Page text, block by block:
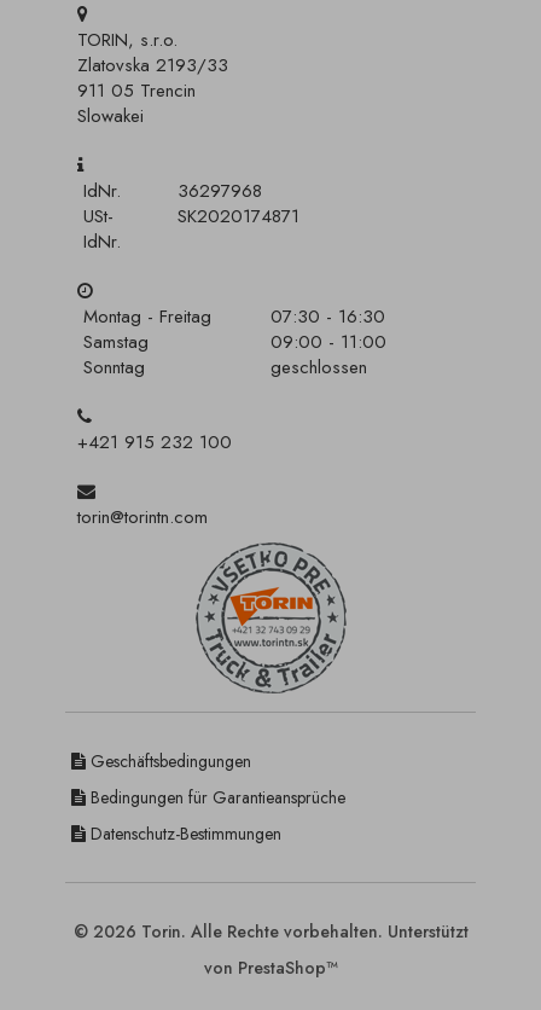
TORIN, s.r.o.
Zlatovska 2193/33
911 05 Trencin
Slowakei
IdNr.
36297968
USt-
IdNr.
SK2020174871
Montag - Freitag
07:30 - 16:30
Samstag
09:00 - 11:00
Sonntag
geschlossen
+421 915 232 100
torin@torintn.com
Geschäftsbedingungen
Bedingungen für Garantieansprüche
Datenschutz-Bestimmungen
© 2026 Torin. Alle Rechte vorbehalten. Unterstützt
von PrestaShop™